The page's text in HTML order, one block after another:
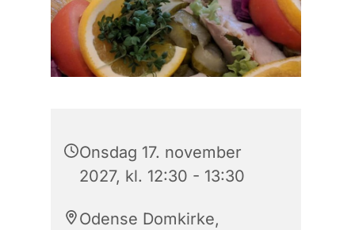
Onsdag 17. november
2027, kl. 12:30 - 13:30
Odense Domkirke,